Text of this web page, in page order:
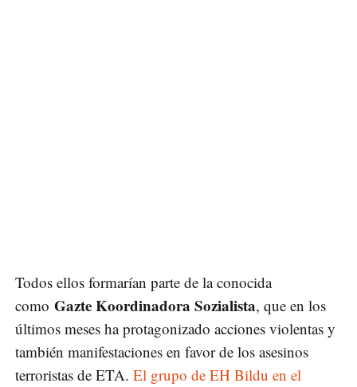
Todos ellos formarían parte de la conocida
como Gazte Koordinadora Sozialista, que en los
últimos meses ha protagonizado acciones violentas y
también manifestaciones en favor de los asesinos
terroristas de ETA. El grupo de EH Bildu en el